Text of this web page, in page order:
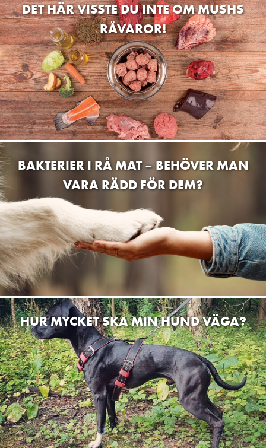
DET HÄR VISSTE DU INTE OM MUSHS
RÅVAROR!
BAKTERIER I RÅ MAT – BEHÖVER MAN
VARA RÄDD FÖR DEM?
HUR MYCKET SKA MIN HUND VÄGA?